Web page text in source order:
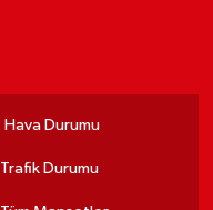
Hava Durumu
Trafik Durumu